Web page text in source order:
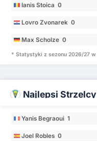
Ianis Stoica 0
Lovro Zvonarek 0
Max Scholze 0
* Statystyki z sezonu 2026/27 w
Najlepsi Strzelcy
Yanis Begraoui 1
Joel Robles 0